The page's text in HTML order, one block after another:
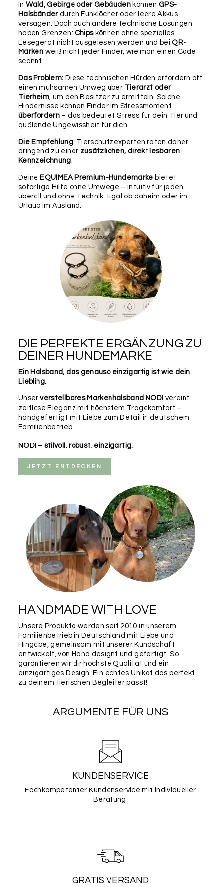
als Upgrade.
Befestigung
SCHLÜSSELRING
RUND
25MM
LEDERBÄNDCHEN
Wichtig:Bitte überprüfe nochmals alle Angaben in
diesem Formular auf ihre Richtigkeit, da wir diese 1:1
für die Produktion übernehmen und keine weiteren
Rückfragen, Prüfungen oder Korrekturen
vornehmen können. Für etwaige Fehler in deinen
Angaben können wir leider keine Haftung
InWald, Gebirge oder Gebäuden können GPS-
Halsbänderdurch Funklöcher oder leere Akkus
versagen. Doch auch andere technische Lösungen
haben Grenzen: Chipskönnen ohne spezielles
Lesegerät nicht ausgelesen werden und beiQR-
Marken weiß nicht jeder Finder, wie man einen Code
scannt.
Das Problem: Diese technischen Hürden erfordern oft
einen mühsamen Umweg über Tierarzt oder
Tierheim, um den Besitzer zu ermitteln. Solche
Hindernisse können Finder im Stressmoment
überfordern – das bedeutet Stress für dein Tier und
quälende Ungewissheit für dich.
Die Empfehlung: Tierschutzexperten raten daher
dringend zu einer zusätzlichen, direkt lesbaren
Kennzeichnung.
Deine EQUIMEA Premium-Hundemarke bietet
sofortige Hilfe ohne Umwege – intuitiv für jeden,
überall und ohne Technik. Egal ob daheim oder im
Urlaub im Ausland.
DIE PERFEKTE ERGÄNZUNG ZU
DEINER HUNDEMARKE
Ein Halsband, das genauso einzigartig ist wie dein
Liebling.
Unser verstellbares Markenhalsband NODI vereint
zeitlose Eleganz mit höchstem Tragekomfort –
handgefertigt mit Liebe zum Detail in deutschem
Familienbetrieb.
NODI – stilvoll. robust. einzigartig.
JETZT ENTDECKEN
HANDMADE WITH LOVE
Unsere Produkte werden seit 2010 in unserem
Familienbetrieb in Deutschland mit Liebe und
Hingabe, gemeinsam mit unserer Kundschaft
entwickelt, von Hand designt und gefertigt. So
garantieren wir dir höchste Qualität und ein
einzigartiges Design. Ein echtes Unikat das perfekt
zu deinem tierischen Begleiter passt!
ARGUMENTE FÜR UNS
KUNDENSERVICE
Fachkompetenter Kundenservice mit individueller
Beratung.
GRATIS VERSAND